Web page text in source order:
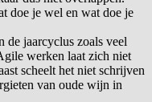
doe je wel en wat doe je
de jaarcyclus zoals veel
werken laat zich niet
scheelt het niet schrijven
van oude wijn in